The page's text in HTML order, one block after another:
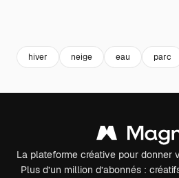
hiver neige eau parc
La plateforme créative pour donner
Plus d’un million d’abonnés :